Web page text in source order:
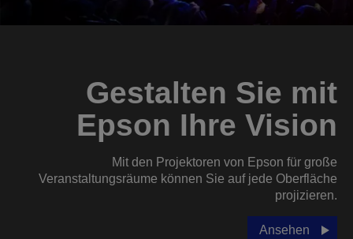
Gestalten Sie mit
Epson Ihre Vision
Mit den Projektoren von Epson für große
Veranstaltungsräume können Sie auf jede Oberfläche
projizieren.
Ansehen